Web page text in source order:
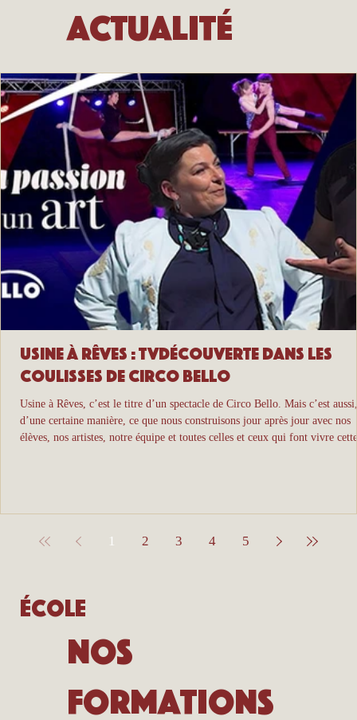
Usine à Rêves : TVDécouverte dans les
coulisses de Circo Bello
Usine à Rêves, c’est le titre d’un spectacle de Circo Bello. Mais c’est aussi,
d’une certaine manière, ce que nous construisons jour après jour avec nos
élèves, nos artistes, notre équipe et toutes celles et ceux qui font vivre cette
1 2 3 4 5
Actualité
École
Nos
formations